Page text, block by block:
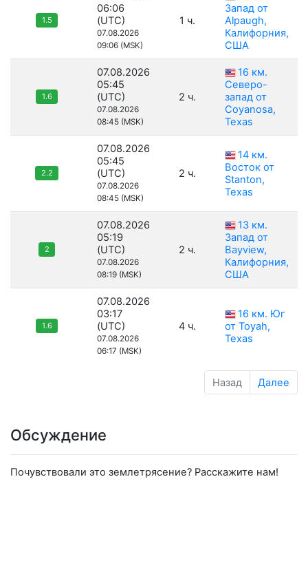
1.5
06:06
(UTC)
07.08.2026
09:06 (MSK)
1 ч.
Запад от
Alpaugh,
Калифорния,
США
1.6
07.08.2026
05:45
(UTC)
07.08.2026
08:45 (MSK)
2 ч.
16 км.
Северо-
запад от
Coyanosa,
Texas
2.2
07.08.2026
05:45
(UTC)
07.08.2026
08:45 (MSK)
2 ч.
14 км.
Восток от
Stanton,
Texas
2
07.08.2026
05:19
(UTC)
07.08.2026
08:19 (MSK)
2 ч.
13 км.
Запад от
Bayview,
Калифорния,
США
1.6
07.08.2026
03:17
(UTC)
07.08.2026
06:17 (MSK)
4 ч.
16 км. Юг
от Toyah,
Texas
Назад Далее
Обсуждение
Почувствовали это землетрясение? Расскажите нам!